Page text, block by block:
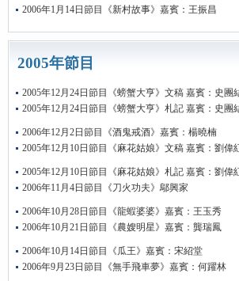
2006年1月14日節目《新村故事》嘉賓：王振昌
2005年節目
2005年12月24日節目《螃蟹大亨》文稿 嘉賓：史團
2005年12月24日節目《螃蟹大亨》札記 嘉賓：史團
2006年12月2日節目《酒鬼戒酒》嘉賓：楊曉楠
2005年12月10日節目《麻花姑娘》文稿 嘉賓：劉偉
2005年12月10日節目《麻花姑娘》札記 嘉賓：劉偉
2006年11月4日節目《刀火功夫》鄔興家
2006年10月28日節目《龍蝦婆婆》嘉賓：王玉秀
2006年10月21日節目《農嫂明星》嘉賓：龔瑞鳳
2006年10月14日節目《瓜王》嘉賓：宋紹堂
2006年9月23日節目《無手飛車夢》嘉賓：何躍林